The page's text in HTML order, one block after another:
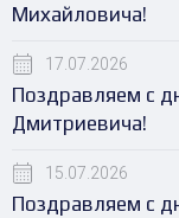
Михайловича!
17.07.2026
Поздравляем с
Дмитриевича!
15.07.2026
Поздравляем с